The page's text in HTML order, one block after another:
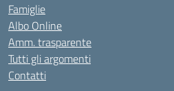
Famiglie
Albo Online
Amm. trasparente
Tutti gli argomenti
Contatti